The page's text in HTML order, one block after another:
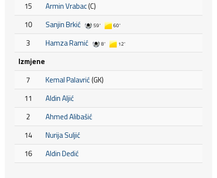
15
Armin Vrabac(C)
10
Sanjin Brkić 59' 60'
3 Hamza Ramić 8' 12'
Izmjene
7
Kemal Palavrić(GK)
11
Aldin Aljić
2
Ahmed Alibašić
14
Nurija Suljić
16
Aldin Dedić